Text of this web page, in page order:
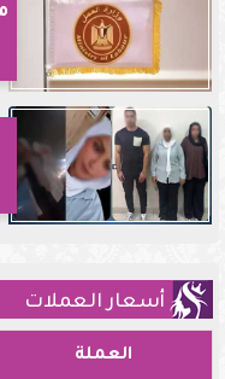
أسعار العملات
العملة